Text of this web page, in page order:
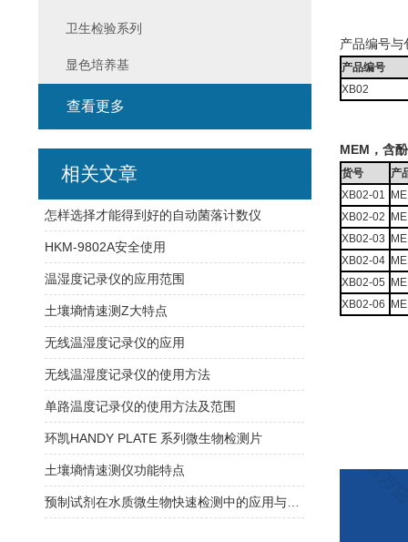
产品编号与
产品编号
XB02
MEM，含
货号
产
XB02-01
XB02-02
XB02-03
XB02-04
XB02-05
XB02-06
卫生检验系列
显色培养基
查看更多
相关文章
怎样选择才能得到好的自动菌落计数仪
HKM-9802A安全使用
温湿度记录仪的应用范围
土壤墒情速测Z大特点
无线温湿度记录仪的应用
无线温湿度记录仪的使用方法
单路温度记录仪的使用方法及范围
环凯HANDY PLATE 系列微生物检测片
土壤墒情速测仪功能特点